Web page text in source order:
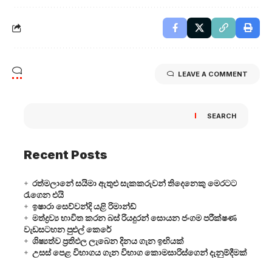
LEAVE A COMMENT
SEARCH
Recent Posts
රත්මලානේ සයිමා ඇතුළු සැකකරුවන් තිදෙනෙකු මෙරටට
රැගෙන එයි
ඉෂාරා සෙව්වන්දි යළි රිමාන්ඩ්
මත්ද්‍රව්‍ය භාවිත කරන බස් රියදුරන් සොයන ජංගම පරීක්ෂණ
වැඩසටහන පුළුල් කෙරේ
ශිෂ්‍යත්ව ප්‍රතිඵල ලැබෙන දිනය ගැන ඉඟියක්
උසස් පෙළ විභාගය ගැන විභාග කොමසාරිස්ගෙන් දැනුම්දීමක්